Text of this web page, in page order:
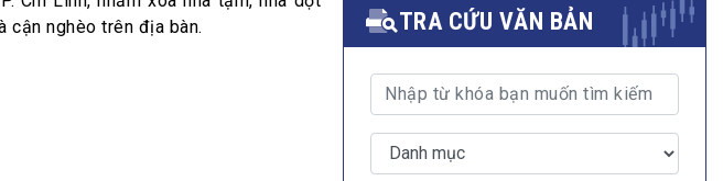
cận nghèo trên địa bàn.
TRA CỨU VĂN BẢN